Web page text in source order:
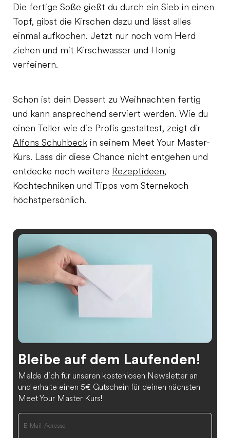
Die fertige Soße gießt du durch ein Sieb in einen
Topf, gibst die Kirschen dazu und lässt alles
einmal aufkochen. Jetzt nur noch vom Herd
ziehen und mit Kirschwasser und Honig
verfeinern.
Schon ist dein Dessert zu Weihnachten fertig
und kann ansprechend serviert werden. Wie du
einen Teller wie die Profis gestaltest, zeigt dir
Alfons Schuhbeck in seinem Meet Your Master-
Kurs. Lass dir diese Chance nicht entgehen und
entdecke noch weitere Rezeptideen,
Kochtechniken und Tipps vom Sternekoch
höchstpersönlich.
Bleibe auf dem Laufenden!
Melde dich für unseren kostenlosen Newsletter an
und erhalte einen 5€ Gutschein für deinen nächsten
Meet Your Master Kurs!